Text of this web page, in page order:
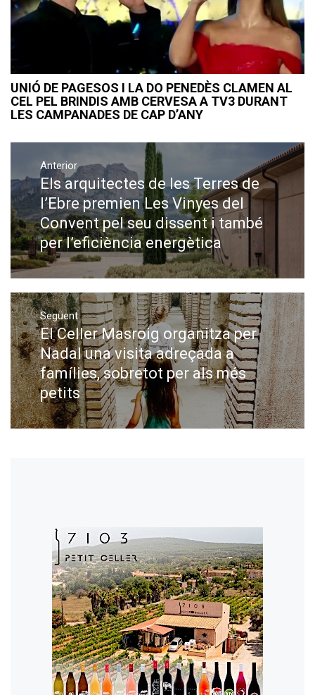
UNIÓ DE PAGESOS I LA DO PENEDÈS CLAMEN AL
CEL PEL BRINDIS AMB CERVESA A TV3 DURANT
LES CAMPANADES DE CAP D’ANY
Navegació
d'entrades
Anterior
Previous
post:
Els arquitectes de les Terres de
l’Ebre premien Les Vinyes del
Convent pel seu dissent i també
per l’eficiència energètica
Següent
Next
post:
El Celler Masroig organitza per
Nadal una visita adreçada a
famílies, sobretot per als més
petits